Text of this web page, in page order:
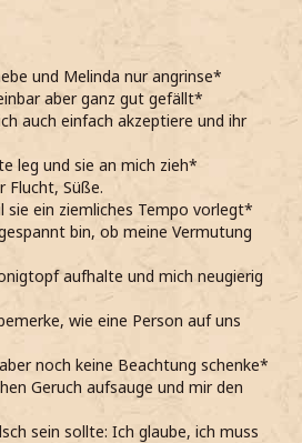
und Melinda nur angrinse*
aber ganz gut gefällt*
auch einfach akzeptiere und ihr
leg und sie an mich zieh*
Flucht, Süße.
sie ein ziemliches Tempo vorlegt*
bin, ob meine Vermutung
aufhalte und mich neugierig
wie eine Person auf uns
noch keine Beachtung schenke*
Geruch aufsauge und mir den
sein sollte: Ich glaube, ich muss